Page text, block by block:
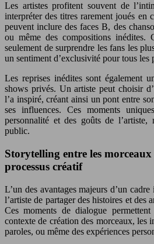
Les artistes profitent souvent de
interpréter des titres rarement joués en
peuvent inclure des faces B, des
ou même des compositions inédites.
seulement de surprendre les fans les
un sentiment d’exclusivité pour tous les
Les reprises inédites sont également
shows privés. Un artiste peut choisir
l’a inspiré, créant ainsi un pont entre
ses influences. Ces moments
personnalité et des goûts de
public.
Storytelling entre les morceaux
processus créatif
L’un des avantages majeurs d’un
l’artiste de partager des histoires et des
Ces moments de dialogue
contexte de création des morceaux, les
paroles, ou même des expériences